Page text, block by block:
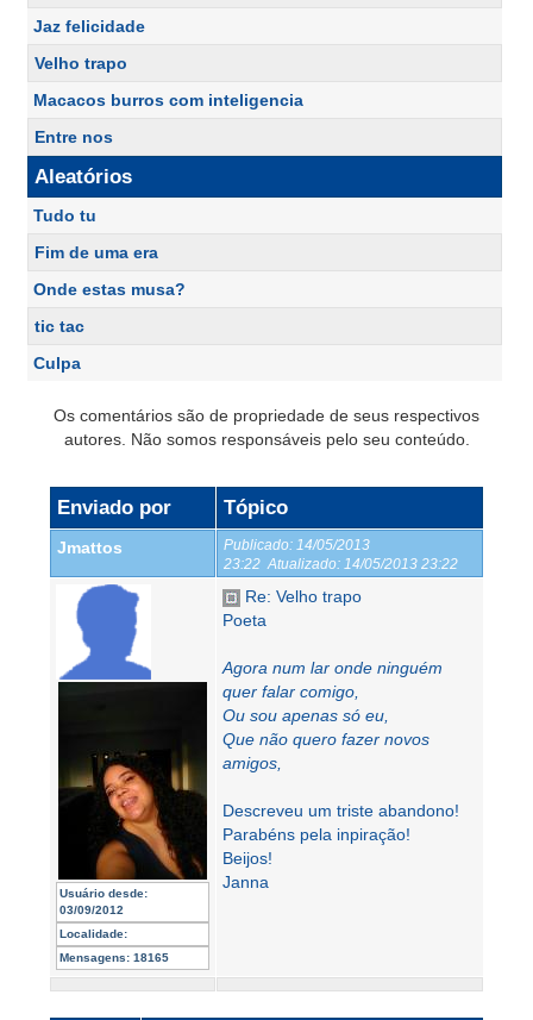
Jaz felicidade
Velho trapo
Macacos burros com inteligencia
Entre nos
Aleatórios
Tudo tu
Fim de uma era
Onde estas musa?
tic tac
Culpa
Os comentários são de propriedade de seus respectivos
autores. Não somos responsáveis pelo seu conteúdo.
Enviado por Tópico
Jmattos Publicado: 14/05/2013
23:22 Atualizado: 14/05/2013 23:22
Usuário desde:
03/09/2012
Localidade:
Mensagens: 18165
Re: Velho trapo
Poeta
Agora num lar onde ninguém
quer falar comigo,
Ou sou apenas só eu,
Que não quero fazer novos
amigos,
Descreveu um triste abandono!
Parabéns pela inpiração!
Beijos!
Janna